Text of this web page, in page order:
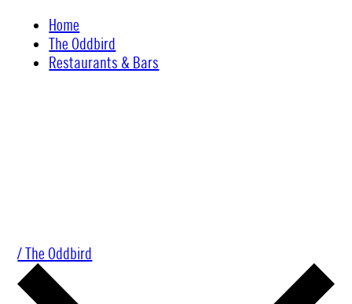
content
Home
The Oddbird
Restaurants & Bars
/ The Oddbird